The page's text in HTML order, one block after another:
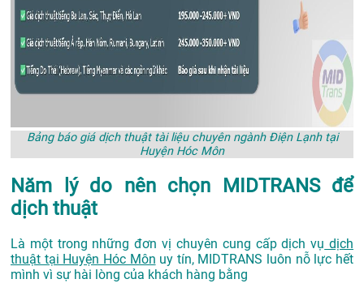
Bảng báo giá dịch thuật tài liệu chuyên ngành Điện Lạnh tại
Huyện Hóc Môn
Năm lý do nên chọn MIDTRANS để
dịch thuật
Là một trong những đơn vị chuyên cung cấp dịch vụ dịch
thuật tại Huyện Hóc Môn uy tín, MIDTRANS luôn nỗ lực hết
mình vì sự hài lòng của khách hàng bằng